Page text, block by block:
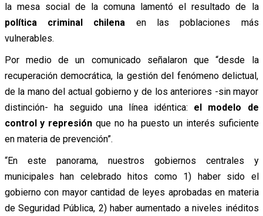
la mesa social de la comuna lamentó el resultado de la
política criminal chilena en las poblaciones más
vulnerables.
Por medio de un comunicado señalaron que “desde la
recuperación democrática, la gestión del fenómeno delictual,
de la mano del actual gobierno y de los anteriores -sin mayor
distinción- ha seguido una línea idéntica: el modelo de
control y represión que no ha puesto un interés suficiente
en materia de prevención”.
“En este panorama, nuestros gobiernos centrales y
municipales han celebrado hitos como 1) haber sido el
gobierno con mayor cantidad de leyes aprobadas en materia
de Seguridad Pública, 2) haber aumentado a niveles inéditos